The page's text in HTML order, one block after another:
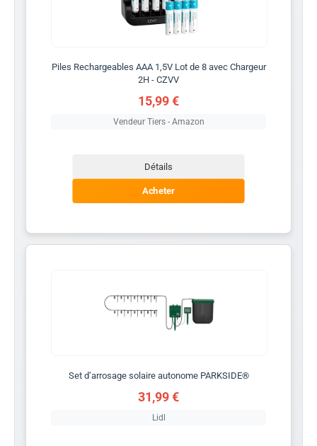
Piles Rechargeables AAA 1,5V Lot de 8 avec Chargeur
2H - CZVV
15,99 €
Vendeur Tiers - Amazon
Détails
Acheter
Set d’arrosage solaire autonome PARKSIDE®
31,99 €
Lidl